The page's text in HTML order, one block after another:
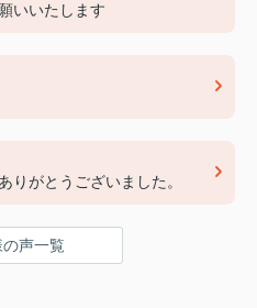
いいたします
りがとうございました。
の声一覧